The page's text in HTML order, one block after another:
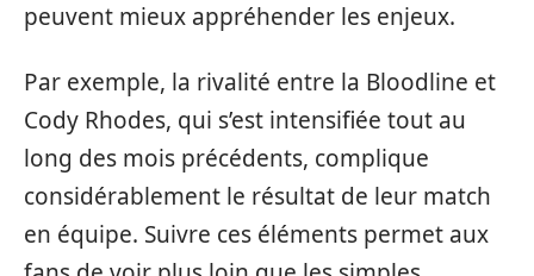
peuvent mieux appréhender les enjeux.
Par exemple, la rivalité entre la Bloodline et
Cody Rhodes, qui s’est intensifiée tout au
long des mois précédents, complique
considérablement le résultat de leur match
en équipe. Suivre ces éléments permet aux